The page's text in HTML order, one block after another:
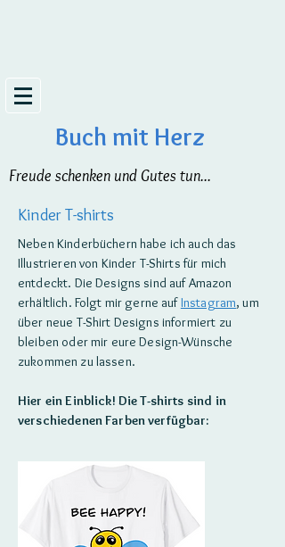
Buch mit Herz
Freude schenken und Gutes tun...
Kinder T-shirts
Neben Kinderbüchern habe ich auch das
Illustrieren von Kinder T-Shirts für mich
entdeckt. Die Designs sind auf Amazon
erhältlich. Folgt mir gerne aufInstagram, um
über neue T-Shirt Designs informiert zu
bleiben oder mir eure Design-Wünsche
zukommen zu lassen.
Hier ein Einblick! Die T-shirts sind in
verschiedenen Farben verfügbar: